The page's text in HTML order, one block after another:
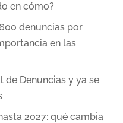
en cómo?
denuncias por
en las
de Denuncias y ya se
2027: qué cambia